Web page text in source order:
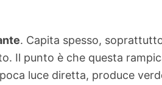
. Capita spesso,
Il punto è che questa
luce diretta, produce